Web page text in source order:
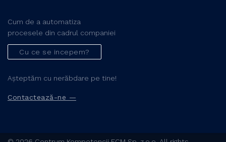
Cum de a automatiza
procesele din cadrul companiei
Cu ce se incepem?
Așteptăm cu nerăbdare pe tine!
Contactează-ne —